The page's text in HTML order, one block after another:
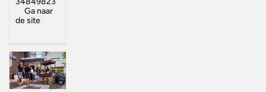
Ga naar
de site